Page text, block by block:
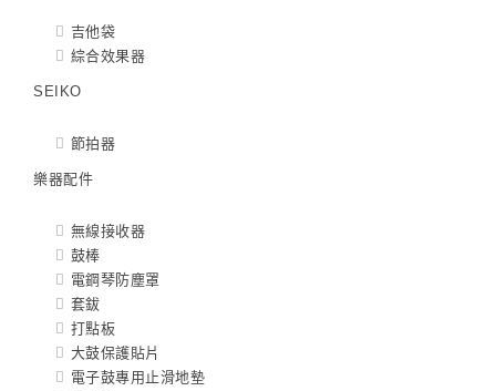
吉他袋
綜合效果器
SEIKO
節拍器
樂器配件
無線接收器
鼓棒
電鋼琴防塵罩
套鈸
打點板
大鼓保護貼片
電子鼓專用止滑地墊